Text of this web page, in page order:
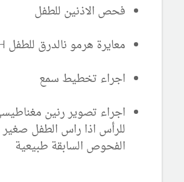
فحص الاذنين للطفل
معايرة هرمو نالدرق للطفل TSH
اجراء تخطيط سمع
اجراء تصوير رنين
للرأس اذا راس الطفل
الفحوص السابقة طبيعية